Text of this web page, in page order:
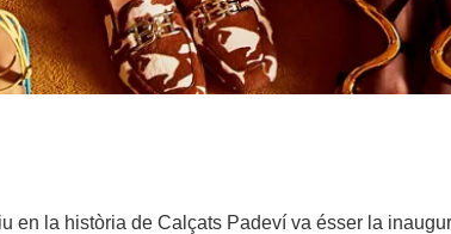
en la història de Calçats Padeví va ésser la